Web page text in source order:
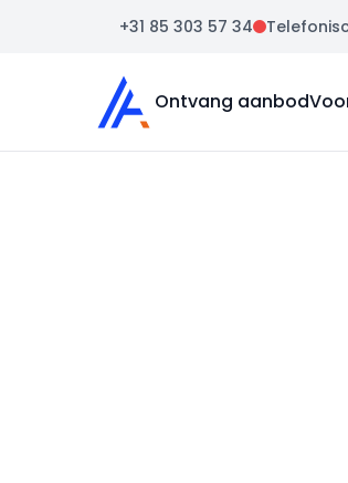
+31 85 303 57 34
Auto Atlas
Ontvang aanbod